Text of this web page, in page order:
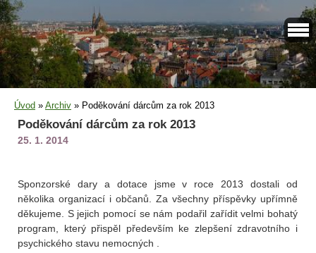
Úvod » Archiv » Poděkování dárcům za rok 2013
Poděkování dárcům za rok 2013
25. 1. 2014
Sponzorské dary a dotace jsme v roce 2013 dostali od
několika organizací i občanů. Za všechny příspěvky upřímně
děkujeme. S jejich pomocí se nám podařil zařídit velmi bohatý
program, který přispěl především ke zlepšení zdravotního i
psychického stavu nemocných .